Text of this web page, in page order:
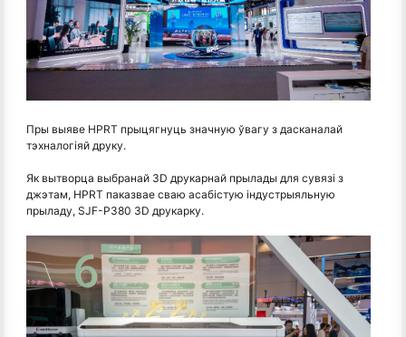
Пры выяве HPRT прыцягнуць значную ўвагу з дасканалай
тэхналогіяй друку.
Як вытворца выбранай 3D друкарнай прылады для сувязі з
джэтам, HPRT паказвае сваю асабістую індустрыяльную
прыладу, SJF-P380 3D друкарку.